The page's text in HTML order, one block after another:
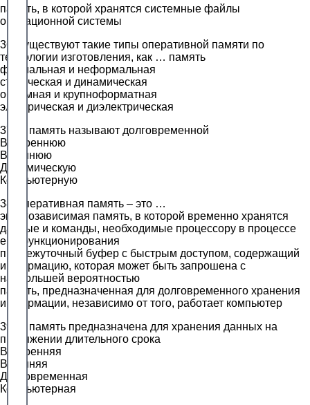
память, в которой хранятся системные файлы
операционной системы
36.Существуют такие типы оперативной памяти по
технологии изготовления, как … память
формальная и неформальная
статическая и динамическая
объемная и крупноформатная
электрическая и диэлектрическая
37.… память называют долговременной
Внутреннюю
Внешнюю
Динамическую
Компьютерную
38.Оперативная память – это …
энергозависимая память, в которой временно хранятся
данные и команды, необходимые процессору в процессе
его функционирования
промежуточный буфер с быстрым доступом, содержащий
информацию, которая может быть запрошена с
наибольшей вероятностью
память, предназначенная для долговременного хранения
информации, независимо от того, работает компьютер
39.… память предназначена для хранения данных на
протяжении длительного срока
Внутренняя
Внешняя
Долговременная
Компьютерная